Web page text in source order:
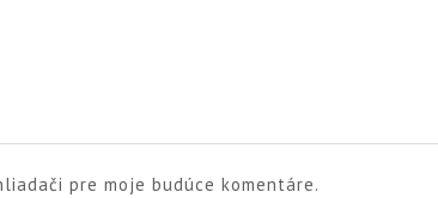
pre moje budúce komentáre.